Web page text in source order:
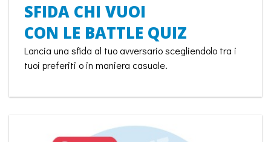
SFIDA CHI VUOI
CON LE BATTLE QUIZ
Lancia una sfida al tuo avversario scegliendolo tra i
tuoi preferiti o in maniera casuale.